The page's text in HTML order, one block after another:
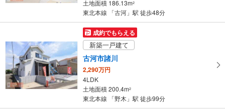
土地面積 186.13m2
東北本線 「古河」駅 徒歩48分
成約でもらえる
新築一戸建て
古河市諸川
2,290万円
4LDK
土地面積 200.4m2
東北本線 「野木」駅 徒歩99分